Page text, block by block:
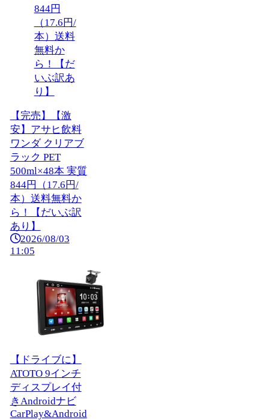
【完売】【激
安】アサヒ飲料
ワンダ クリアブ
ラック PET
500ml×48本 実質
844円（17.6円/
本）送料無料か
ら！【だいぶ訳
あり】
2026/08/03
11:05
【ドライブに】
ATOTO 9インチ
ディスプレイ付
きAndroidナビ
CarPlay&Android